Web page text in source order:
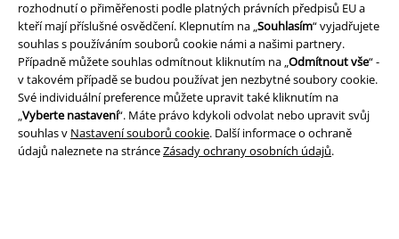
rozhodnutí o přiměřenosti podle platných právních předpisů EU a
kteří mají příslušné osvědčení. Klepnutím na „Souhlasím“ vyjadřujete
souhlas s používáním souborů cookie námi a našimi partnery.
Případně můžete souhlas odmítnout kliknutím na „Odmítnout vše“ -
v takovém případě se budou používat jen nezbytné soubory cookie.
Své individuální preference můžete upravit také kliknutím na
„Vyberte nastavení“. Máte právo kdykoli odvolat nebo upravit svůj
souhlas v Nastavení souborů cookie. Další informace o ochraně
údajů naleznete na stránceZásady ochrany osobních údajů.